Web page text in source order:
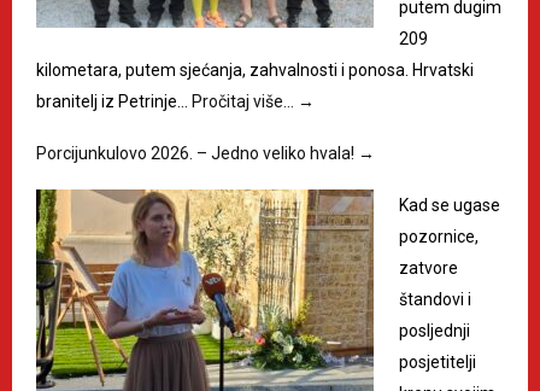
putem dugim
209
kilometara, putem sjećanja, zahvalnosti i ponosa. Hrvatski
branitelj iz Petrinje… Pročitaj više… →
Porcijunkulovo 2026. – Jedno veliko hvala! →
Kad se ugase
pozornice,
zatvore
štandovi i
posljednji
posjetitelji